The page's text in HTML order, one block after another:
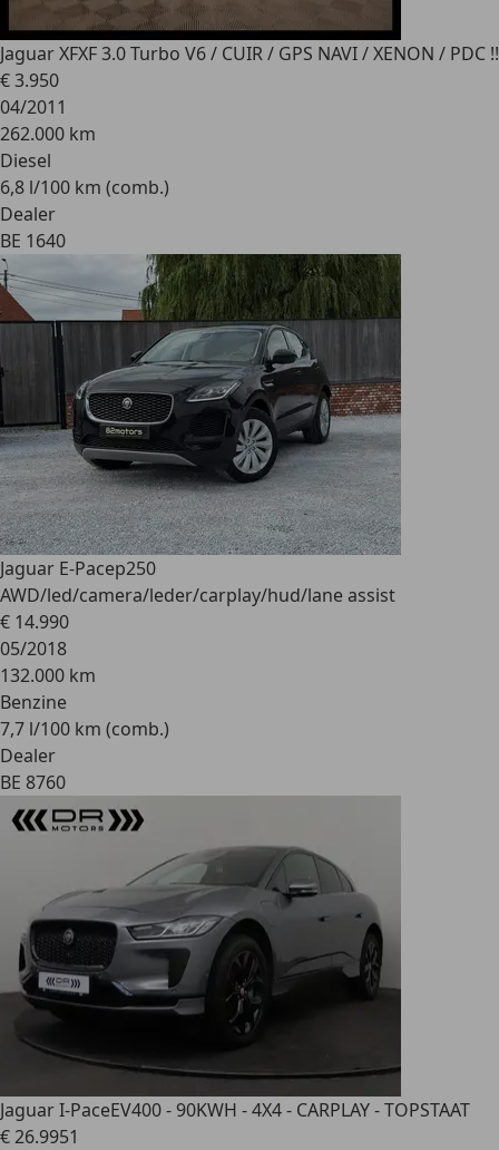
Jaguar XFXF 3.0 Turbo V6 / CUIR / GPS NAVI / XENON / PDC !!
€ 3.950
04/2011
262.000 km
Diesel
6,8 l/100 km (comb.)
Dealer
BE 1640
Jaguar E-Pacep250
AWD/led/camera/leder/carplay/hud/lane assist
€ 14.990
05/2018
132.000 km
Benzine
7,7 l/100 km (comb.)
Dealer
BE 8760
Jaguar I-PaceEV400 - 90KWH - 4X4 - CARPLAY - TOPSTAAT
€ 26.9951